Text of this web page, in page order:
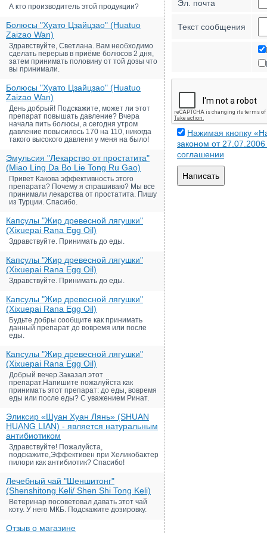
А кто производитель этой продукции?
Болюсы "Хуато Цзайцзао" (Huatuo
Zaizao Wan)
Здравствуйте, Светлана. Вам необходимо
сделать перерыв в приёме болюсов 2 дня,
затем принимать половину от той дозы что
вы принимали.
Болюсы "Хуато Цзайцзао" (Huatuo
Zaizao Wan)
День добрый! Подскажите, может ли этот
препарат повышать давление? Вчера
начала пить болюсы, а сегодня утром
давление повысилось 170 на 110, никогда
такого высокого давлени у меня на было!
Эмульсия "Лекарство от простатита"
(Miao Ling Da Bo Lie Tong Ru Gao)
Привет Какова эффективность этого
препарата? Почему я спрашиваю? Мы все
принимали лекарства от простатита. Пишу
из Турции. Спасибо.
Капсулы "Жир древесной лягушки"
(Xixuepai Rana Egg Oil)
Здравствуйте. Принимать до еды.
Капсулы "Жир древесной лягушки"
(Xixuepai Rana Egg Oil)
Здравствуйте. Принимать до еды.
Капсулы "Жир древесной лягушки"
(Xixuepai Rana Egg Oil)
Будьте добры сообщите как принимать
данный препарат до вовремя или после
еды.
Капсулы "Жир древесной лягушки"
(Xixuepai Rana Egg Oil)
Добрый вечер.Заказал этот
препарат.Напишите пожалуйста как
принимать этот препарат: до еды, вовремя
еды или после еды? С уважением Ринат.
Эликсир «Шуан Хуан Лянь» (SHUAN
HUANG LIAN) - является натуральным
антибиотиком
Здравствуйте! Пожалуйста,
подскажите,Эффективен при Хеликобактер
пилори как антибиотик? Спасибо!
Лечебный чай "Шеншитонг"
(Shenshitong Keli/ Shen Shi Tong Keli)
Ветеринар посоветовал давать этот чай
коту. У него МКБ. Подскажите дозировку.
Отзыв о магазине
Эл. почта
Текст сообщения
Нажимая кнопку
законом от
соглашении
Написать